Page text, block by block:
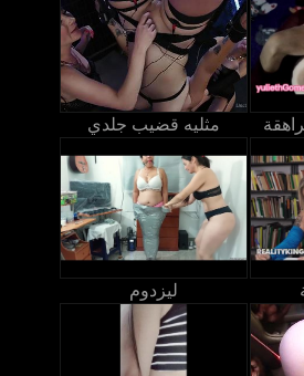
مثليه قضيب جلدي
ليزدوم